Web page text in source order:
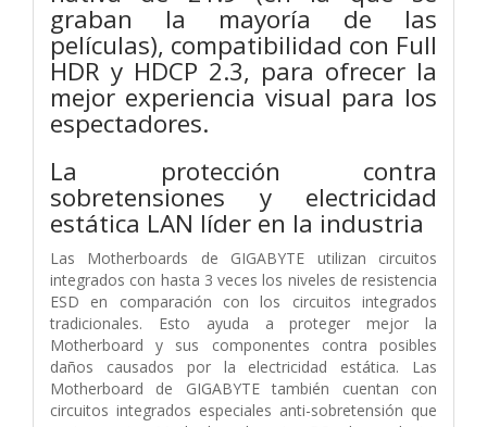
graban la mayoría de las
películas), compatibilidad con Full
HDR y HDCP 2.3, para ofrecer la
mejor experiencia visual para los
espectadores.
La protección contra
sobretensiones y electricidad
estática LAN líder en la industria
Las Motherboards de GIGABYTE utilizan circuitos
integrados con hasta 3 veces los niveles de resistencia
ESD en comparación con los circuitos integrados
tradicionales. Esto ayuda a proteger mejor la
Motherboard y sus componentes contra posibles
daños causados por la electricidad estática. Las
Motherboard de GIGABYTE también cuentan con
circuitos integrados especiales anti-sobretensión que